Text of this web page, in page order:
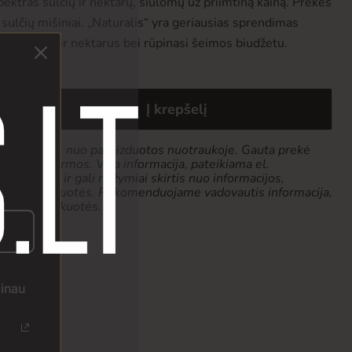
mišiniai. „Naturalis“ yra geriausias sprendimas
sultis ir nektarus bei rūpinasi šeimos biudžetu.
Į krepšelį
tiek skirtis nuo pavaizduotos nuotraukoje. Gauta prekė
formos. Visa informacija, pateikiama el.
pobūdžio ir gali nežymiai skirtis nuo informacijos,
pakuotės. Rekomenduojame vadovautis informacija,
ar pakuotės.